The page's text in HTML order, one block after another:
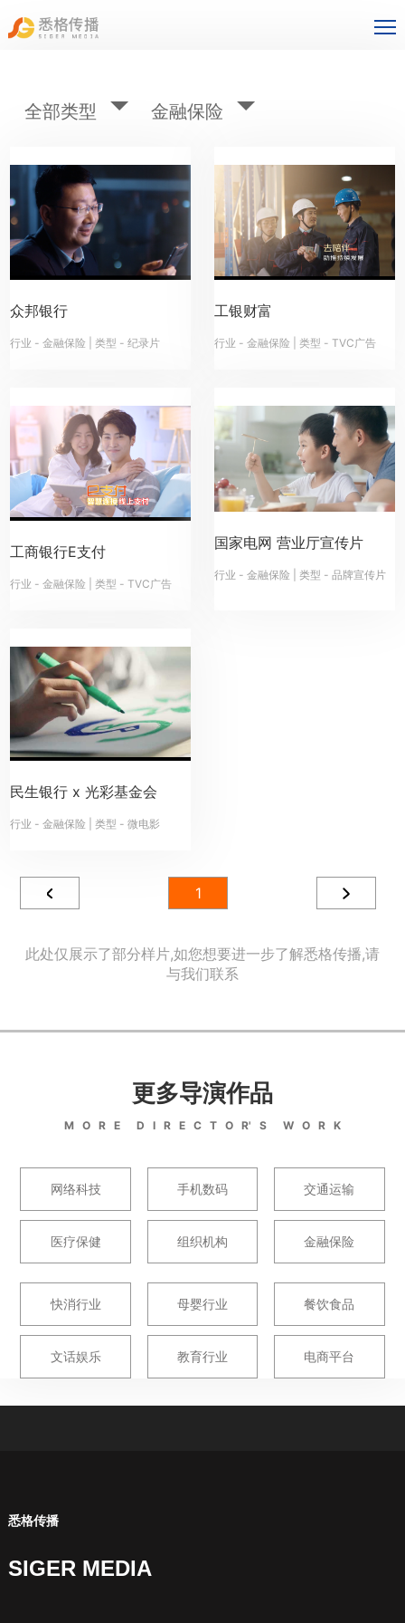
全部类型 金融保险
众邦银行
行业 - 金融保险 | 类型 - 纪录片
工银财富
行业 - 金融保险 | 类型 - TVC广告
工商银行E支付
行业 - 金融保险 | 类型 - TVC广告
国家电网 营业厅宣传片
行业 - 金融保险 | 类型 - 品牌宣传片
民生银行 x 光彩基金会
行业 - 金融保险 | 类型 - 微电影
1
此处仅展示了部分样片,如您想要进一步了解悉格传播,请
与我们联系
更多导演作品
M O R E D I R E C T O R' S W O R K
网络科技 手机数码 交通运输
医疗保健 组织机构 金融保险
快消行业 母婴行业 餐饮食品
文话娱乐 教育行业 电商平台
悉格传播
SIGER MEDIA